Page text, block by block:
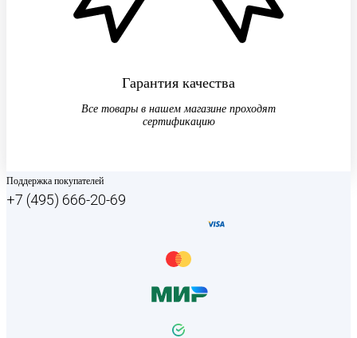
Гарантия качества
Все товары в нашем магазине проходят
сертификацию
Поддержка покупателей
+7 (495) 666-20-69